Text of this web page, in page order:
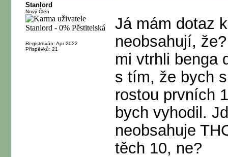
Stanlord
Nový Člen
Registrován: Apr 2022
Příspěvků: 21
Já mám dotaz
neobsahují,
mi vtrhli benga
s tím, že bych
rostou prvních
bych vyhodil.
neobsahuje
těch 10, ne?